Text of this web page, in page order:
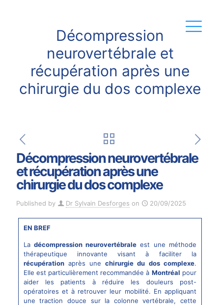
Décompression
neurovertébrale et
récupération après une
chirurgie du dos complexe
Décompression neurovertébrale
et récupération après une
chirurgie du dos complexe
Published by Dr Sylvain Desforges on 20/09/2025
EN BREF
Ladécompression neurovertébrale est une méthode
thérapeutique innovante visant à faciliter la
récupérationaprès unechirurgie du dos complexe.
Elle est particulièrement recommandée à Montréal pour
aider les patients à réduire les douleurs post-
opératoires et à retrouver leur mobilité. En appliquant
une traction douce sur la colonne vertébrale, cette